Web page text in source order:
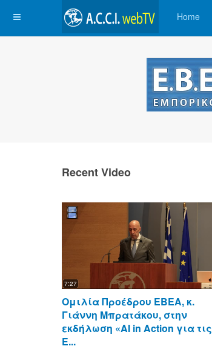
Home
Recent Video
7:27
Ομιλία Προέδρου ΕΒΕΑ, κ.
Γιάννη Μπρατάκου, στην
εκδήλωση «AI in Action για τις
Ε...